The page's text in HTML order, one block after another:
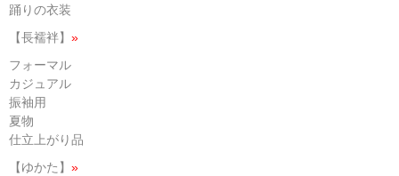
踊りの衣装
【長襦袢】 »
フォーマル
カジュアル
振袖用
夏物
仕立上がり品
【ゆかた】 »